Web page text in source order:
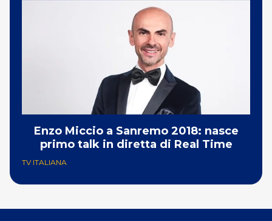
Enzo Miccio a Sanremo 2018: nasce
primo talk in diretta di Real Time
TV ITALIANA